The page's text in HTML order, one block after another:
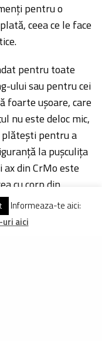
pentru o
ceea ce le face
pentru toate
ului sau pentru cei
foarte ușoare, care
nu este deloc mic,
plătești pentru a
la pușculița
ax din CrMo este
cu corp din
lei.
Informeaza-te aici:
aici